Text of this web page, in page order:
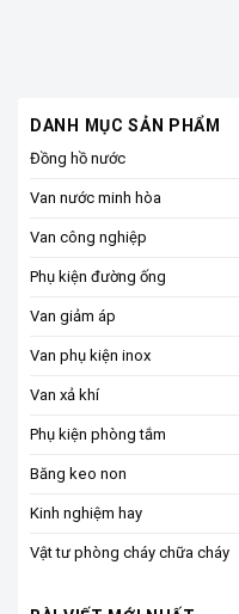
DANH MỤC SẢN PHẨM
Đồng hồ nước
Van nước minh hòa
Van công nghiệp
Phụ kiện đường ống
Van giảm áp
Van phụ kiện inox
Van xả khí
Phụ kiện phòng tắm
Băng keo non
Kinh nghiệm hay
Vật tư phòng cháy chữa cháy